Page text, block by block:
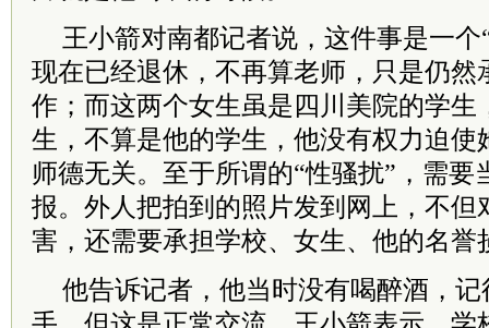
王小箭对南都记者说，这件事是一个
现在已经退休，不再算老师，只是仍然
作；而这两个女生虽是四川美院的学生
生，不算是他的学生，他没有权力迫使
师德无关。至于所谓的“性骚扰”，需要
报。外人把拍到的照片发到网上，不但
害，还需要承担学校、女生、他的名誉
他告诉记者，他当时没有喝醉酒，